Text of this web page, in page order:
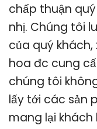
chấp thuận
nhị. Chúng tôi
của quý
hoa đc cung
chúng tôi
lấy tới các sản
mang lại khách